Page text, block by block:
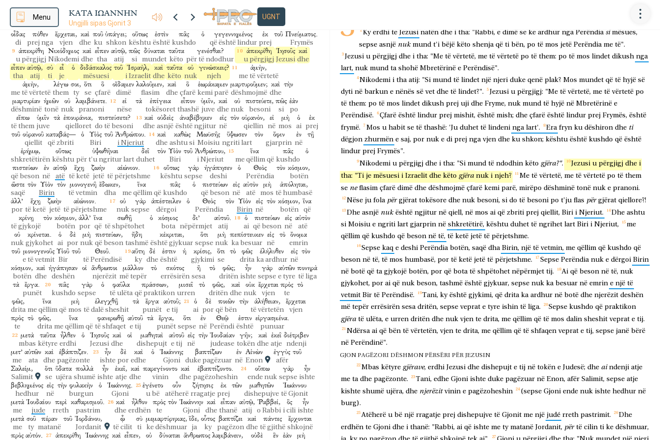
Menu ΚΑΤΑ ΙΩΑΝΝΗΝ
Ungjilli sipas Gjonit 3
UGNT
që është lindur prej Frymës frymë të habitesh se thashë ty duhet
γεννηθῆναι
për t'u lindur
ἄνωθεν.
nga lart
τὸ πνεῦμα
era
ὅπου
ku
θέλει, πνεῖ, καὶ τὴν φωνὴν
zhurmën
αὐτοῦ
e saj
ἀκούεις,
dëgjon
ἀλλ’
por
οἶδας
di
πόθεν
prej nga
ἔρχεται,
vjen
καὶ
dhe
ποῦ
ku
ὑπάγει;
shkon
οὕτως
kështu
ἐστὶν
është
πᾶς
kushdo
ὁ γεγεννημένος
që është lindur
ἐκ
prej
τοῦ Πνεύματος.
Frymës
ἀπεκρίθη
u përgjigj
Νικόδημος
Nikodemi
καὶ
dhe
εἶπεν
tha
αὐτῷ,
atij
πῶς
si
δύναται
mundet
ταῦτα
këto
γενέσθαι?
për të ndodhur
ἀπεκρίθη
u përgjigj
Ἰησοῦς
Jezusi
καὶ
dhe
εἶπεν
tha
αὐτῷ,
atij
σὺ
ti
εἶ
je
ὁ διδάσκαλος
mësuesi
τοῦ Ἰσραὴλ,
i Izraelit
καὶ
dhe
ταῦτα
këto
οὐ
nuk
γινώσκεις?
njeh
ἀμὴν,
me të vërtetë
ἀμὴν,
me të vërtetë
λέγω
them
σοι,
ty
ὅτι
se
ὃ
çfarë
οἴδαμεν
dimë
λαλοῦμεν,
flasim
καὶ
dhe
ὃ
çfarë
ἑωράκαμεν
kemi parë
μαρτυροῦμεν;
dëshmojmë
καὶ
dhe
τὴν
μαρτυρίαν
dëshminë
ἡμῶν
tonë
οὐ
nuk
λαμβάνετε.
pranoni
εἰ
nëse
τὰ ἐπίγεια
tokësoret
εἶπον
thashë
ὑμῖν,
juve
καὶ
dhe
οὐ
nuk
πιστεύετε,
besoni
πῶς
si
ἐὰν
po
εἴπω
të them
ὑμῖν
juve
τὰ ἐπουράνια,
qielloret
πιστεύσετε?
do të besoni
καὶ
dhe
οὐδεὶς
asnjë
ἀναβέβηκεν
është ngjitur
εἰς
në
τὸν οὐρανὸν,
qiellin
εἰ
në
μὴ
mos
ὁ
ai
ἐκ
prej
τοῦ οὐρανοῦ
qiellit
καταβάς—
që zbriti
ὁ Υἱὸς
Biri
τοῦ Ἀνθρώπου.
i Njeriut
καὶ
dhe
καθὼς
ashtu si
Μωϋσῆς
Moisiu
ὕψωσεν
ngriti lart
τὸν ὄφιν
gjarprin
ἐν
në
τῇ
ἐρήμῳ,
shkretëtirën
οὕτως
kështu
ὑψωθῆναι
për t'u ngritur lart
δεῖ
duhet
τὸν Υἱὸν
Biri
τοῦ Ἀνθρώπου,
i Njeriut
ἵνα
me qëllim që
πᾶς
kushdo
ὁ
πιστεύων
që beson
ἐν
në
αὐτῷ
atë
ἔχῃ
të ketë
ζωὴν
jetë
αἰώνιον.
të përjetshme
οὕτως
kështu
γὰρ
sepse
ἠγάπησεν
deshi
ὁ Θεὸς
Perëndia
τὸν κόσμον,
botën
ὥστε
saqë
τὸν Υἱὸν
Birin
τὸν μονογενῆ
të vetmin
ἔδωκεν,
dha
ἵνα
me qëllim që
πᾶς
kushdo
ὁ πιστεύων
që beson
εἰς
në
αὐτὸν
atë
μὴ
mos
ἀπόληται,
të humbasë
ἀλλ’
por
ἔχῃ
të ketë
ζωὴν
jetë
αἰώνιον.
të përjetshme
οὐ
nuk
γὰρ
sepse
ἀπέστειλεν
dërgoi
ὁ Θεὸς
Perëndia
τὸν Υἱὸν
Birin
εἰς
në
τὸν κόσμον,
botën
ἵνα
që
κρίνῃ
të gjykojë
τὸν κόσμον,
botën
ἀλλ’
por
ἵνα
që
σωθῇ
të shpëtohet
ὁ κόσμος
bota
δι’
nëpërmjet
αὐτοῦ.
atij
ὁ
ai
πιστεύων
që beson
εἰς
në
αὐτὸν
atë
οὐ
nuk
κρίνεται.
gjykohet
ὁ
ai
δὲ
por
μὴ
nuk
πιστεύων,
që beson
ἤδη
tashmë
κέκριται,
është gjykuar
ὅτι
sepse
μὴ
nuk
πεπίστευκεν
ka besuar
εἰς
në
τὸ ὄνομα
emrin
τοῦ μονογενοῦς
e të vetmit
Υἱοῦ
Bir
τοῦ Θεοῦ.
të Perëndisë
αὕτη
ky
δέ
dhe
ἐστιν
është
ἡ κρίσις,
gjykimi
ὅτι
se
τὸ φῶς
drita
ἐλήλυθεν
ka ardhur
εἰς
në
τὸν
κόσμον,
botën
καὶ
dhe
ἠγάπησαν
deshën
οἱ ἄνθρωποι
njerëzit
μᾶλλον
më tepër
τὸ σκότος
errësirën
ἢ
sesa
τὸ φῶς;
dritën
ἦν
ishte
γὰρ
sepse
αὐτῶν
e tyre
πονηρὰ
të liga
τὰ ἔργα.
punët
πᾶς
kushdo
γὰρ
sepse
ὁ φαῦλα
të ulëta
πράσσων,
që praktikon
μισεῖ
urren
τὸ φῶς,
dritën
καὶ
dhe
οὐκ
nuk
ἔρχεται
vjen
πρὸς
te
τὸ
φῶς,
drita
ἵνα
me qëllim që
μὴ
mos
ἐλεγχθῇ
të dalë sheshit
τὰ ἔργα
punët
αὐτοῦ;
e tij
ὁ
ai
δὲ
por
ποιῶν
që bën
τὴν ἀλήθειαν,
të vërtetën
ἔρχεται
vjen
πρὸς
te
τὸ φῶς,
drita
ἵνα
me qëllim që
φανερωθῇ
të shfaqet
αὐτοῦ
e tij
τὰ ἔργα,
punët
ὅτι
sepse
ἐν
në
Θεῷ
Perëndi
ἐστιν
është
εἰργασμένα.
punuar
μετὰ
mbas
ταῦτα
këtyre
ἦλθεν
erdhi
ὁ Ἰησοῦς
Jezusi
καὶ
dhe
οἱ μαθηταὶ
dishepujt
αὐτοῦ
e tij
εἰς
në
τὴν Ἰουδαίαν
judease
γῆν;
tokën
καὶ
dhe
ἐκεῖ
atje
διέτριβεν
ndenji
μετ’
me
αὐτῶν
ata
καὶ
dhe
ἐβάπτιζεν.
pagëzonte
ἦν
ishte
δὲ
por
καὶ
edhe
ὁ Ἰωάννης
Gjoni
βαπτίζων
duke pagëzuar
ἐν
në
Αἰνὼν
Enon
ἐγγὺς
afër
τοῦ
Σαλείμ,
Salimit
ὅτι
se
ὕδατα
ujëra
πολλὰ
shumë
ἦν
ishte
ἐκεῖ,
atje
καὶ
dhe
παρεγίνοντο
vinin
καὶ
dhe
ἐβαπτίζοντο.
pagëzoheshin
οὔπω
ende nuk
γὰρ
sepse
ἦν
ishte
βεβλημένος
hedhur
εἰς
në
τὴν φυλακὴν
burgun
ὁ Ἰωάννης.
Gjoni
ἐγένετο
u bë
οὖν
atëherë
ζήτησις
rragatje
ἐκ
prej
τῶν μαθητῶν
dishepujve
Ἰωάννου
të Gjonit
μετὰ
me
Ἰουδαίου
jude
περὶ
rreth
καθαρισμοῦ.
pastrim
καὶ
dhe
ἦλθον
erdhën
πρὸς
te
τὸν Ἰωάννην
Gjoni
καὶ
dhe
εἶπαν
thanë
αὐτῷ,
atij
Ῥαββεί,
o Rabbi
ὃς
i cili
ἦν
ishte
μετὰ
me
σοῦ
ty
πέραν
matanë
τοῦ Ἰορδάνου,
Jordanit
ᾧ
të cilit
σὺ
ti
μεμαρτύρηκας,
ke dëshmuar
ἴδε,
ja
οὗτος
ky
βαπτίζει
pagëzon
καὶ
dhe
πάντες
të gjithë
ἔρχονται
shkojnë
πρὸς αὐτόν. ἀπεκρίθη Ἰωάννης καὶ εἶπεν, οὐ δύναται ἄνθρωπος λαμβάνειν, οὐδὲ ἓν ἐὰν μὴ
3
judenjve.
Ky erdhi te Jezusi natën dhe i tha: "Rabbi, e dimë se ke ardhur nga Perëndia si mësues,
sepse asnjë nuk mund t'i bëjë këto shenja që ti bën, po të mos jetë Perëndia me të".
Jezusi u përgjigj dhe i tha: "Me të vërtetë, me të vërtetë po të them: po të mos lindet dikush nga
lart, nuk mund ta shohë Mbretërinë e Perëndisë".
Nikodemi i tha atij: "Si mund të lindet një njeri duke qenë plak? Mos mundet që të hyjë së
dyti në barkun e nënës së vet dhe të lindet?". Jezusi u përgjigj: "Me të vërtetë, me të vërtetë po
të them: po të mos lindet dikush prej uji dhe Fryme, nuk mund të hyjë në Mbretërinë e
Perëndisë.
Çfarë është lindur prej mishit, është mish; dhe çfarë është lindur prej Frymës, është
frymë.
Mos u habit se të thashë: 'Ju duhet të lindeni nga lart'. Era fryn ku dëshiron dhe ti
dëgjon zhurmën e saj, por nuk e di prej nga vjen dhe ku shkon; kështu është kushdo që është
lindur prej Frymës".
Nikodemi u përgjigj dhe i tha: "Si mund të ndodhin këto gjëra?". Jezusi u përgjigj dhe i
tha: "Ti je mësuesi i Izraelit dhe këto gjëra nuk i njeh? Me të vërtetë, me të vërtetë po të them
se ne flasim çfarë dimë dhe dëshmojmë çfarë kemi parë, mirëpo dëshminë tonë nuk e pranoni.
Nëse ju fola për gjërat tokësore dhe nuk besoni, si do të besoni po t'ju flas për gjërat qiellore?!
Dhe asnjë nuk është ngjitur në qiell, në mos ai që zbriti prej qiellit, Biri i Njeriut. Dhe ashtu
si Moisiu e ngriti lart gjarprin në shkretëtirë, kështu duhet të ngrihet lart Biri i Njeriut,
me
qëllim që kushdo që beson në të, të ketë jetë të përjetshme.
Sepse kaq e deshi Perëndia botën, saqë dha Birin, një të vetmin, me qëllim që kushdo që
beson në të, të mos humbasë, por të ketë jetë të përjetshme. Sepse Perëndia nuk e dërgoi Birin
në botë që ta gjykojë botën, por që bota të shpëtohet nëpërmjet tij. Ai që beson në të, nuk
gjykohet, por ai që nuk beson, tashmë është gjykuar, sepse nuk ka besuar në emrin e një të
vetmit Bir të Perëndisë. Tani, ky është gjykimi, që drita ka ardhur në botë dhe njerëzit deshën
më tepër errësirën sesa dritën, sepse veprat e tyre ishin të liga. Sepse kushdo që praktikon
gjëra të ulëta, e urren dritën dhe nuk vjen te drita, me qëllim që të mos dalin sheshit veprat e tij.
Ndërsa ai që bën të vërtetën, vjen te drita, me qëllim që të shfaqen veprat e tij, sepse janë bërë
në Perëndinë".
GJON PAGËZORI DËSHMON PËRSËRI PËR JEZUSIN
Mbas këtyre gjërave, erdhi Jezusi dhe dishepujt e tij në tokën e Judesë; dhe ai ndenji atje
me ta dhe pagëzonte. Tani, edhe Gjoni ishte duke pagëzuar në Enon, afër Salimit, sepse atje
kishte shumë ujëra, dhe njerëzit vinin e pagëzoheshin (sepse Gjoni ende nuk ishte hedhur në
burg).
Atëherë u bë një rragatje prej dishepujve të Gjonit me një judé rreth pastrimit.
Dhe
erdhën te Gjoni dhe i thanë: "Rabbi, ai që ishte me ty matanë Jordanit, për të cilin ti ke dëshmuar,